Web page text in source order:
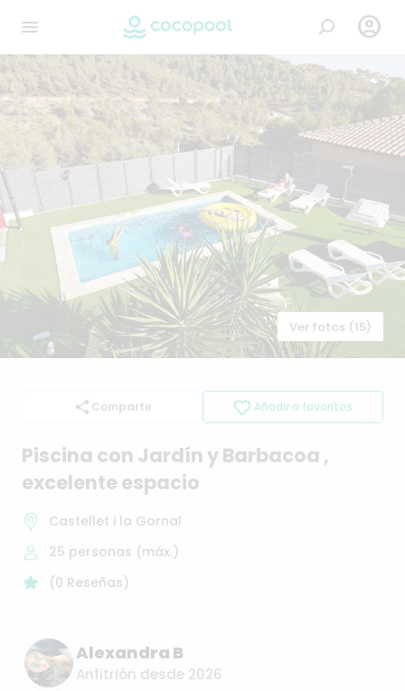

Ver fotos (15)
Compartir Añadir a favoritos
Piscina con JardínyBarbacoa ​,​
excelente espacio
Castellet i la Gornal
25 personas (máx.)
(0 Reseñas)
Alexandra B
Anfitrión desde 2026